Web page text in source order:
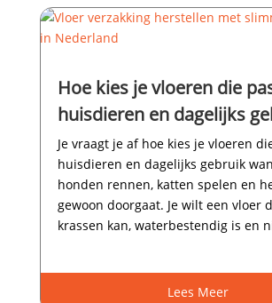
Hoe kies je vloeren die
huisdieren en dagelijks
Je vraagt je af hoe kies je vloeren
huisdieren en dagelijks gebruik
honden rennen, katten spelen en
gewoon doorgaat.​ Je wilt een vloer
krassen kan, waterbestendig is en
Lees Meer